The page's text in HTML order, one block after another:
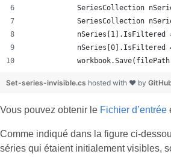
SeriesCollection
SeriesCollection
nSeries[1].IsFiltered
nSeries[0].IsFiltered
Set-series-invisible.cs hosted with ❤ by
Vous pouvez obtenir le Fichier d’entrée
Comme indiqué dans la figure ci-
séries qui étaient initialement visibles,